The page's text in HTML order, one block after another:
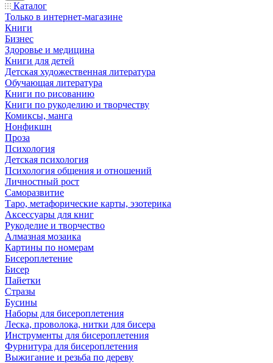
Каталог
Только в интернет-магазине
Книги
Бизнес
Здоровье и медицина
Книги для детей
Детская художественная литература
Обучающая литература
Книги по рисованию
Книги по рукоделию и творчеству
Комиксы, манга
Нонфикшн
Проза
Психология
Детская психология
Психология общения и отношений
Личностный рост
Саморазвитие
Таро, метафорические карты, эзотерика
Аксессуары для книг
Рукоделие и творчество
Алмазная мозаика
Картины по номерам
Бисероплетение
Бисер
Пайетки
Стразы
Бусины
Наборы для бисероплетения
Леска, проволока, нитки для бисера
Инструменты для бисероплетения
Фурнитура для бисероплетения
Выжигание и резьба по дереву